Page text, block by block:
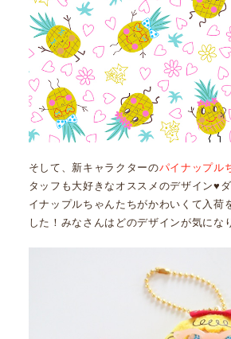
そして、新キャラクターのパイナップル
タッフも大好きなオススメのデザイン♥
イナップルちゃんたちがかわいくて入荷
した！みなさんはどのデザインが気にな